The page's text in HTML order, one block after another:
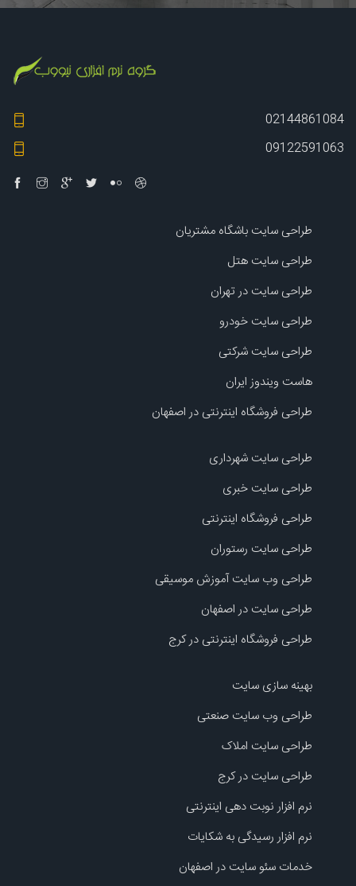
02144861084
09122591063
طراحی سایت باشگاه مشتریان
طراحی سایت هتل
طراحی سایت در تهران
طراحی سایت خودرو
طراحی سایت شرکتی
هاست ویندوز ایران
طراحی فروشگاه اینترنتی در اصفهان
طراحی سایت شهرداری
طراحی سایت خبری
طراحی فروشگاه اینترنتی
طراحی سایت رستوران
طراحی وب سایت آموزش موسیقی
طراحی سایت در اصفهان
طراحی فروشگاه اینترنتی در کرج
بهینه سازی سایت
طراحی وب سایت صنعتی
طراحی سایت املاک
طراحی سایت در کرج
نرم افزار نوبت دهی اینترنتی
نرم افزار رسیدگی به شکایات
خدمات سئو سایت در اصفهان